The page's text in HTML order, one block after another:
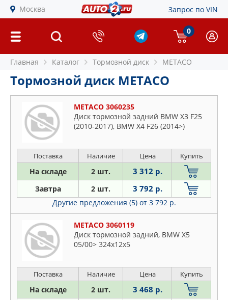
Москва Запрос по VIN
0
Главная Каталог Тормозной диск METACO
Тормозной диск METACO
METACO 3060235
Диск тормозной задний BMW X3 F25
(2010-2017), BMW X4 F26 (2014>)
Поставка Наличие Цена Купить
На складе 2 шт. 3 312 р.
Завтра 2 шт. 3 792 р.
Другие предложения (5) от 3 792 р.
METACO 3060119
Диск тормозной задний, BMW X5
05/00> 324x12x5
Поставка Наличие Цена Купить
На складе 2 шт. 3 468 р.